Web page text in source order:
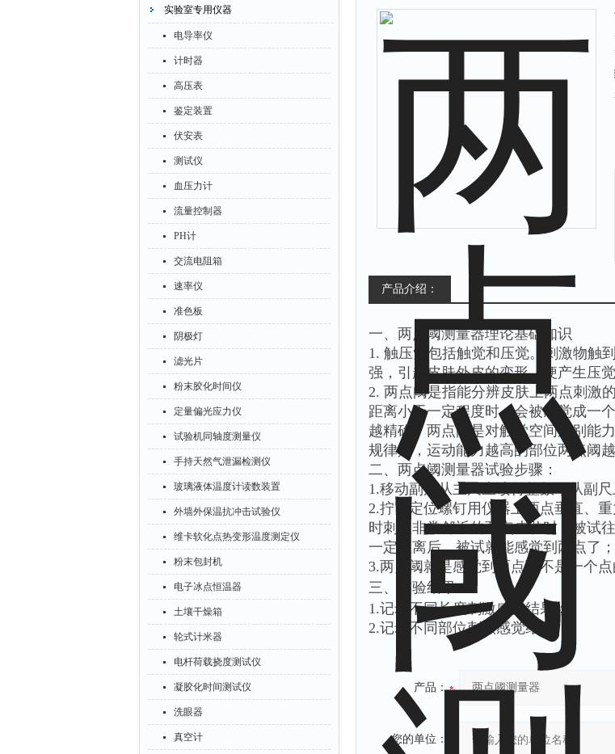
实验室专用仪器
电导率仪
计时器
高压表
鉴定装置
伏安表
测试仪
血压力计
流量控制器
PH计
交流电阻箱
速率仪
准色板
阴极灯
滤光片
粉末胶化时间仪
定量偏光应力仪
试验机同轴度测量仪
手持天然气泄漏检测仪
玻璃液体温度计读数装置
外墙外保温抗冲击试验仪
维卡软化点热变形温度测定仪
粉末包封机
电子冰点恒温器
土壤干燥箱
轮式计米器
电杆荷载挠度测试仪
凝胶化时间测试仪
洗眼器
真空计
产品介绍：
一、两点阈测量器理论基础知识
1. 触压觉包括触觉和压觉。刺激物触
强，引起皮肤外皮的变形，便产生压觉
2. 两点阈是指能分辨皮肤上两点刺激
距离小于一定程度时，会被感觉成一
越精确。两点阈是对触觉空间辨别能
规律是，运动能力越高的部位两点阈越
二、两点阈测量器试验步骤：
1.移动副尺从主尺上读得整数，从副
2.拧紧定位螺钉用仪器上两点垂直、
时刺激非常邻近的两点皮肤时，被试
一定距离后，被试就能感觉到两点了；
3.两点阈就是感觉到两点而不是一个点
三、
实验结果
1.记录不同长度刺激感觉结果；
2.记录不同部位刺激感觉结果。
产品：
您的单位：